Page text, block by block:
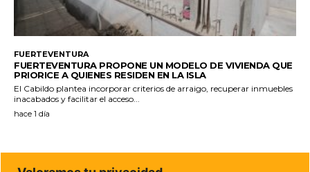
FUERTEVENTURA
FUERTEVENTURA PROPONE UN MODELO DE VIVIENDA QUE
PRIORICE A QUIENES RESIDEN EN LA ISLA
El Cabildo plantea incorporar criterios de arraigo, recuperar inmuebles
inacabados y facilitar el acceso...
hace 1 día